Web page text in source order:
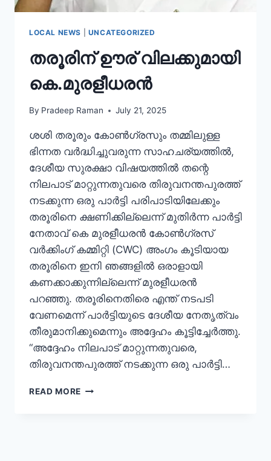
LOCAL NEWS UNCATEGORIZED
തരൂരിന് ഊര് വിലക്കുമായി
കെ.മുരളീധരൻ
By Pradeep Raman July 21, 2025
ശശി തരൂരും കോൺഗ്രസും തമ്മിലുള്ള
ഭിന്നത വർദ്ധിച്ചുവരുന്ന സാഹചര്യത്തിൽ,
ദേശീയ സുരക്ഷാ വിഷയത്തിൽ തന്റെ
നിലപാട് മാറ്റുന്നതുവരെ തിരുവനന്തപുരത്ത്
നടക്കുന്ന ഒരു പാർട്ടി പരിപാടിയിലേക്കും
തരൂരിനെ ക്ഷണിക്കില്ലെന്ന് മുതിർന്ന പാർട്ടി
നേതാവ് കെ മുരളീധരൻ കോൺഗ്രസ്
വർക്കിംഗ് കമ്മിറ്റി (CWC) അംഗം കൂടിയായ
തരൂരിനെ ഇനി ഞങ്ങളിൽ ഒരാളായി
കണക്കാക്കുന്നില്ലെന്ന് മുരളീധരൻ
പറഞ്ഞു. തരൂരിനെതിരെ എന്ത് നടപടി
വേണമെന്ന് പാർട്ടിയുടെ ദേശീയ നേതൃത്വം
തീരുമാനിക്കുമെന്നും അദ്ദേഹം കൂട്ടിച്ചേർത്തു.
“അദ്ദേഹം നിലപാട് മാറ്റുന്നതുവരെ,
തിരുവനന്തപുരത്ത് നടക്കുന്ന ഒരു പാർട്ടി…
READ MORE